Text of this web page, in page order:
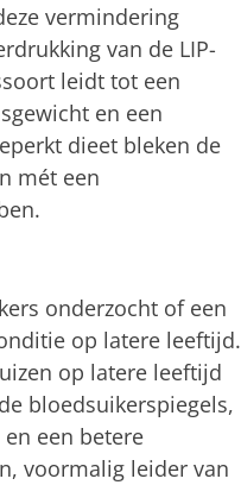
vermindering
van de LIP-
leidt tot een
en een
dieet bleken de
mét een
onderzocht of een
op latere leeftijd.
op latere leeftijd
bloedsuikerspiegels,
een betere
voormalig leider van